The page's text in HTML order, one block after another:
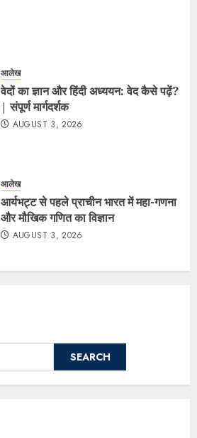
आलेख
वेदों का ज्ञान और हिंदी अध्ययन: वेद कैसे पढ़ें?
| संपूर्ण मार्गदर्शक
AUGUST 3, 2026
आलेख
आर्यभट्ट से पहले प्राचीन भारत में महा-गणना
और मौखिक गणित का विज्ञान
AUGUST 3, 2026
SEARCH